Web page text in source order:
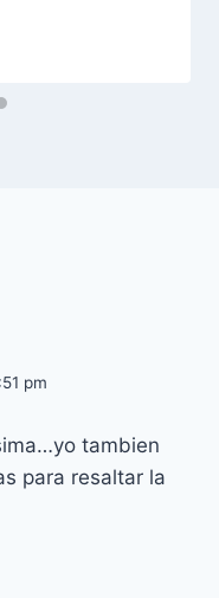
pm
tambien
para resaltar la